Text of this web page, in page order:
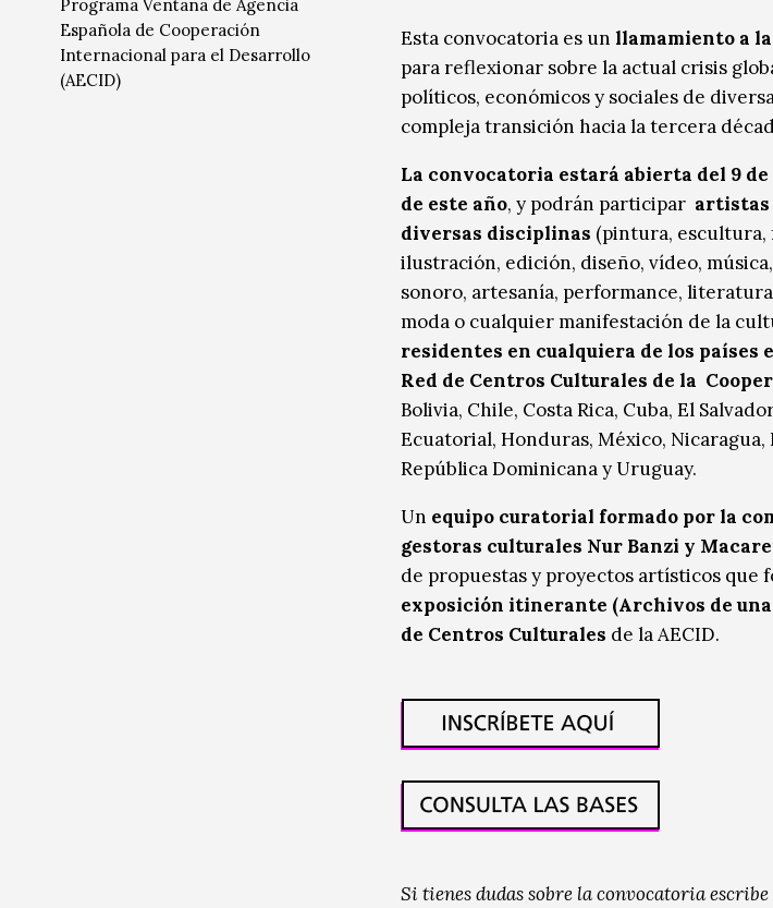
Radio / Podcast Radio / Podcast
Esta convocatoria es un llamamiento a
para reflexionar sobre la actual crisis
políticos, económicos y sociales de
compleja transición hacia la tercera
La convocatoria estará abierta del 9
de este año, y podrán participar artistas
diversas disciplinas (pintura, escultura,
ilustración, edición, diseño, vídeo,
sonoro, artesanía, performance,
moda o cualquier manifestación de la
residentes en cualquiera de los países
Red de Centros Culturales de la
Bolivia, Chile, Costa Rica, Cuba, El
Ecuatorial, Honduras, México, Nicaragua,
República Dominicana y Uruguay.
Un equipo curatorial formado por la
gestoras culturales Nur Banzi y
de propuestas y proyectos artísticos que
exposición itinerante (Archivos de una
de Centros Culturales de la AECID.
Si tienes dudas sobre la convocatoria escribe
Programa Ventana de Agencia
Española de Cooperación
Internacional para el Desarrollo
(AECID)